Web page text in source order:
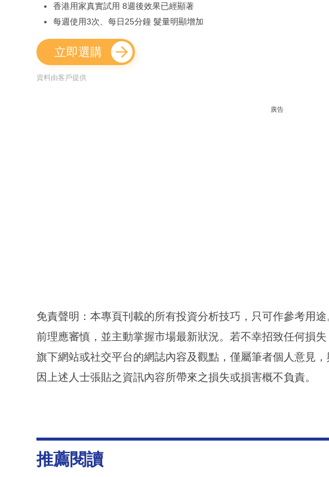
香港用家真實試用 8週後效果已經顯著
每週使用3次、每日25分鐘 髮量明顯增加
立即選購
資料由客戶提供
廣告
免責聲明：本專頁刊載的所有投資分析技巧，只可作參考用
前理應審慎，並主動掌握市場最新狀況。若不幸招致任何損
旗下網站或社交平台的網誌內容及觀點，僅屬筆者個人意見
因上述人士張貼之資訊內容所帶來之損失或損害概不負責。
推薦閱讀